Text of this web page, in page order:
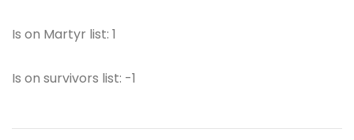
Is on Martyr list: 1
Is on survivors list: -1